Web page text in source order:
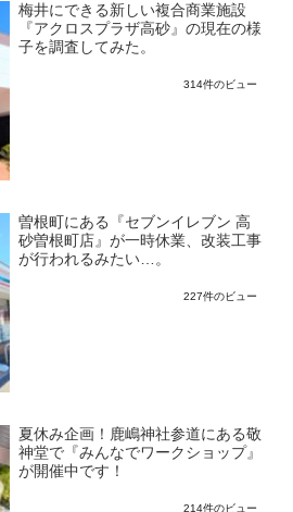
梅井にできる新しい複合商業施設
『アクロスプラザ高砂』の現在の様
子を調査してみた。
314件のビュー
曽根町にある『セブンイレブン 高
砂曽根町店』が一時休業、改装工事
が行われるみたい…。
227件のビュー
夏休み企画！鹿嶋神社参道にある敬
神堂で『みんなでワークショップ』
が開催中です！
214件のビュー